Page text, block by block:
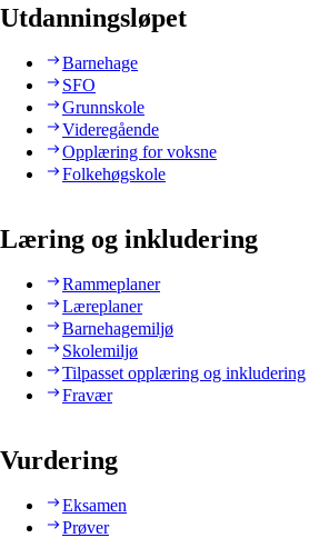
Utdanningsløpet
Barnehage
SFO
Grunnskole
Videregående
Opplæring for voksne
Folkehøgskole
Læring og inkludering
Rammeplaner
Læreplaner
Barnehagemiljø
Skolemiljø
Tilpasset opplæring og inkludering
Fravær
Vurdering
Eksamen
Prøver